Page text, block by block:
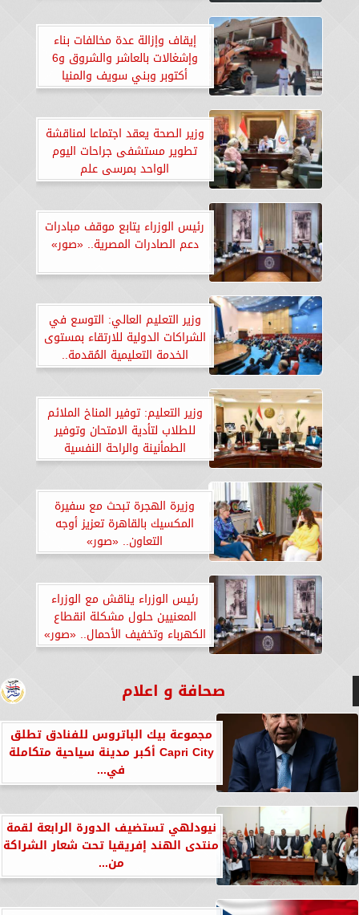
إيقاف وإزالة عدة مخالفات بناء
وإشغالات بالعاشر والشروق و6
أكتوبر وبني سويف والمنيا
الجديدتين.. «صور»
وزير الصحة يعقد اجتماعا لمناقشة
تطوير مستشفى جراحات اليوم
الواحد بمرسى علم
رئيس الوزراء يتابع موقف مبادرات
دعم الصادرات المصرية.. «صور»
وزير التعليم العالي: التوسع في
الشراكات الدولية للارتقاء بمستوى
الخدمة التعليمية المُقدمة..
«صور»
وزير التعليم: توفير المناخ الملائم
للطلاب لتأدية الامتحان وتوفير
الطمأنينة والراحة النفسية
وزيرة الهجرة تبحث مع سفيرة
المكسيك بالقاهرة تعزيز أوجه
التعاون.. «صور»
رئيس الوزراء يناقش مع الوزراء
المعنيين حلول مشكلة انقطاع
الكهرباء وتخفيف الأحمال.. «صور»
صحافة و اعلام
مجموعة بيك الباتروس للفنادق تطلق
Capri City أكبر مدينة سياحية متكاملة
في...
نيودلهي تستضيف الدورة الرابعة لقمة
منتدى الهند إفريقيا تحت شعار الشراكة
من...